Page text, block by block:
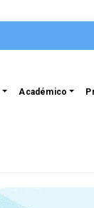
Académico